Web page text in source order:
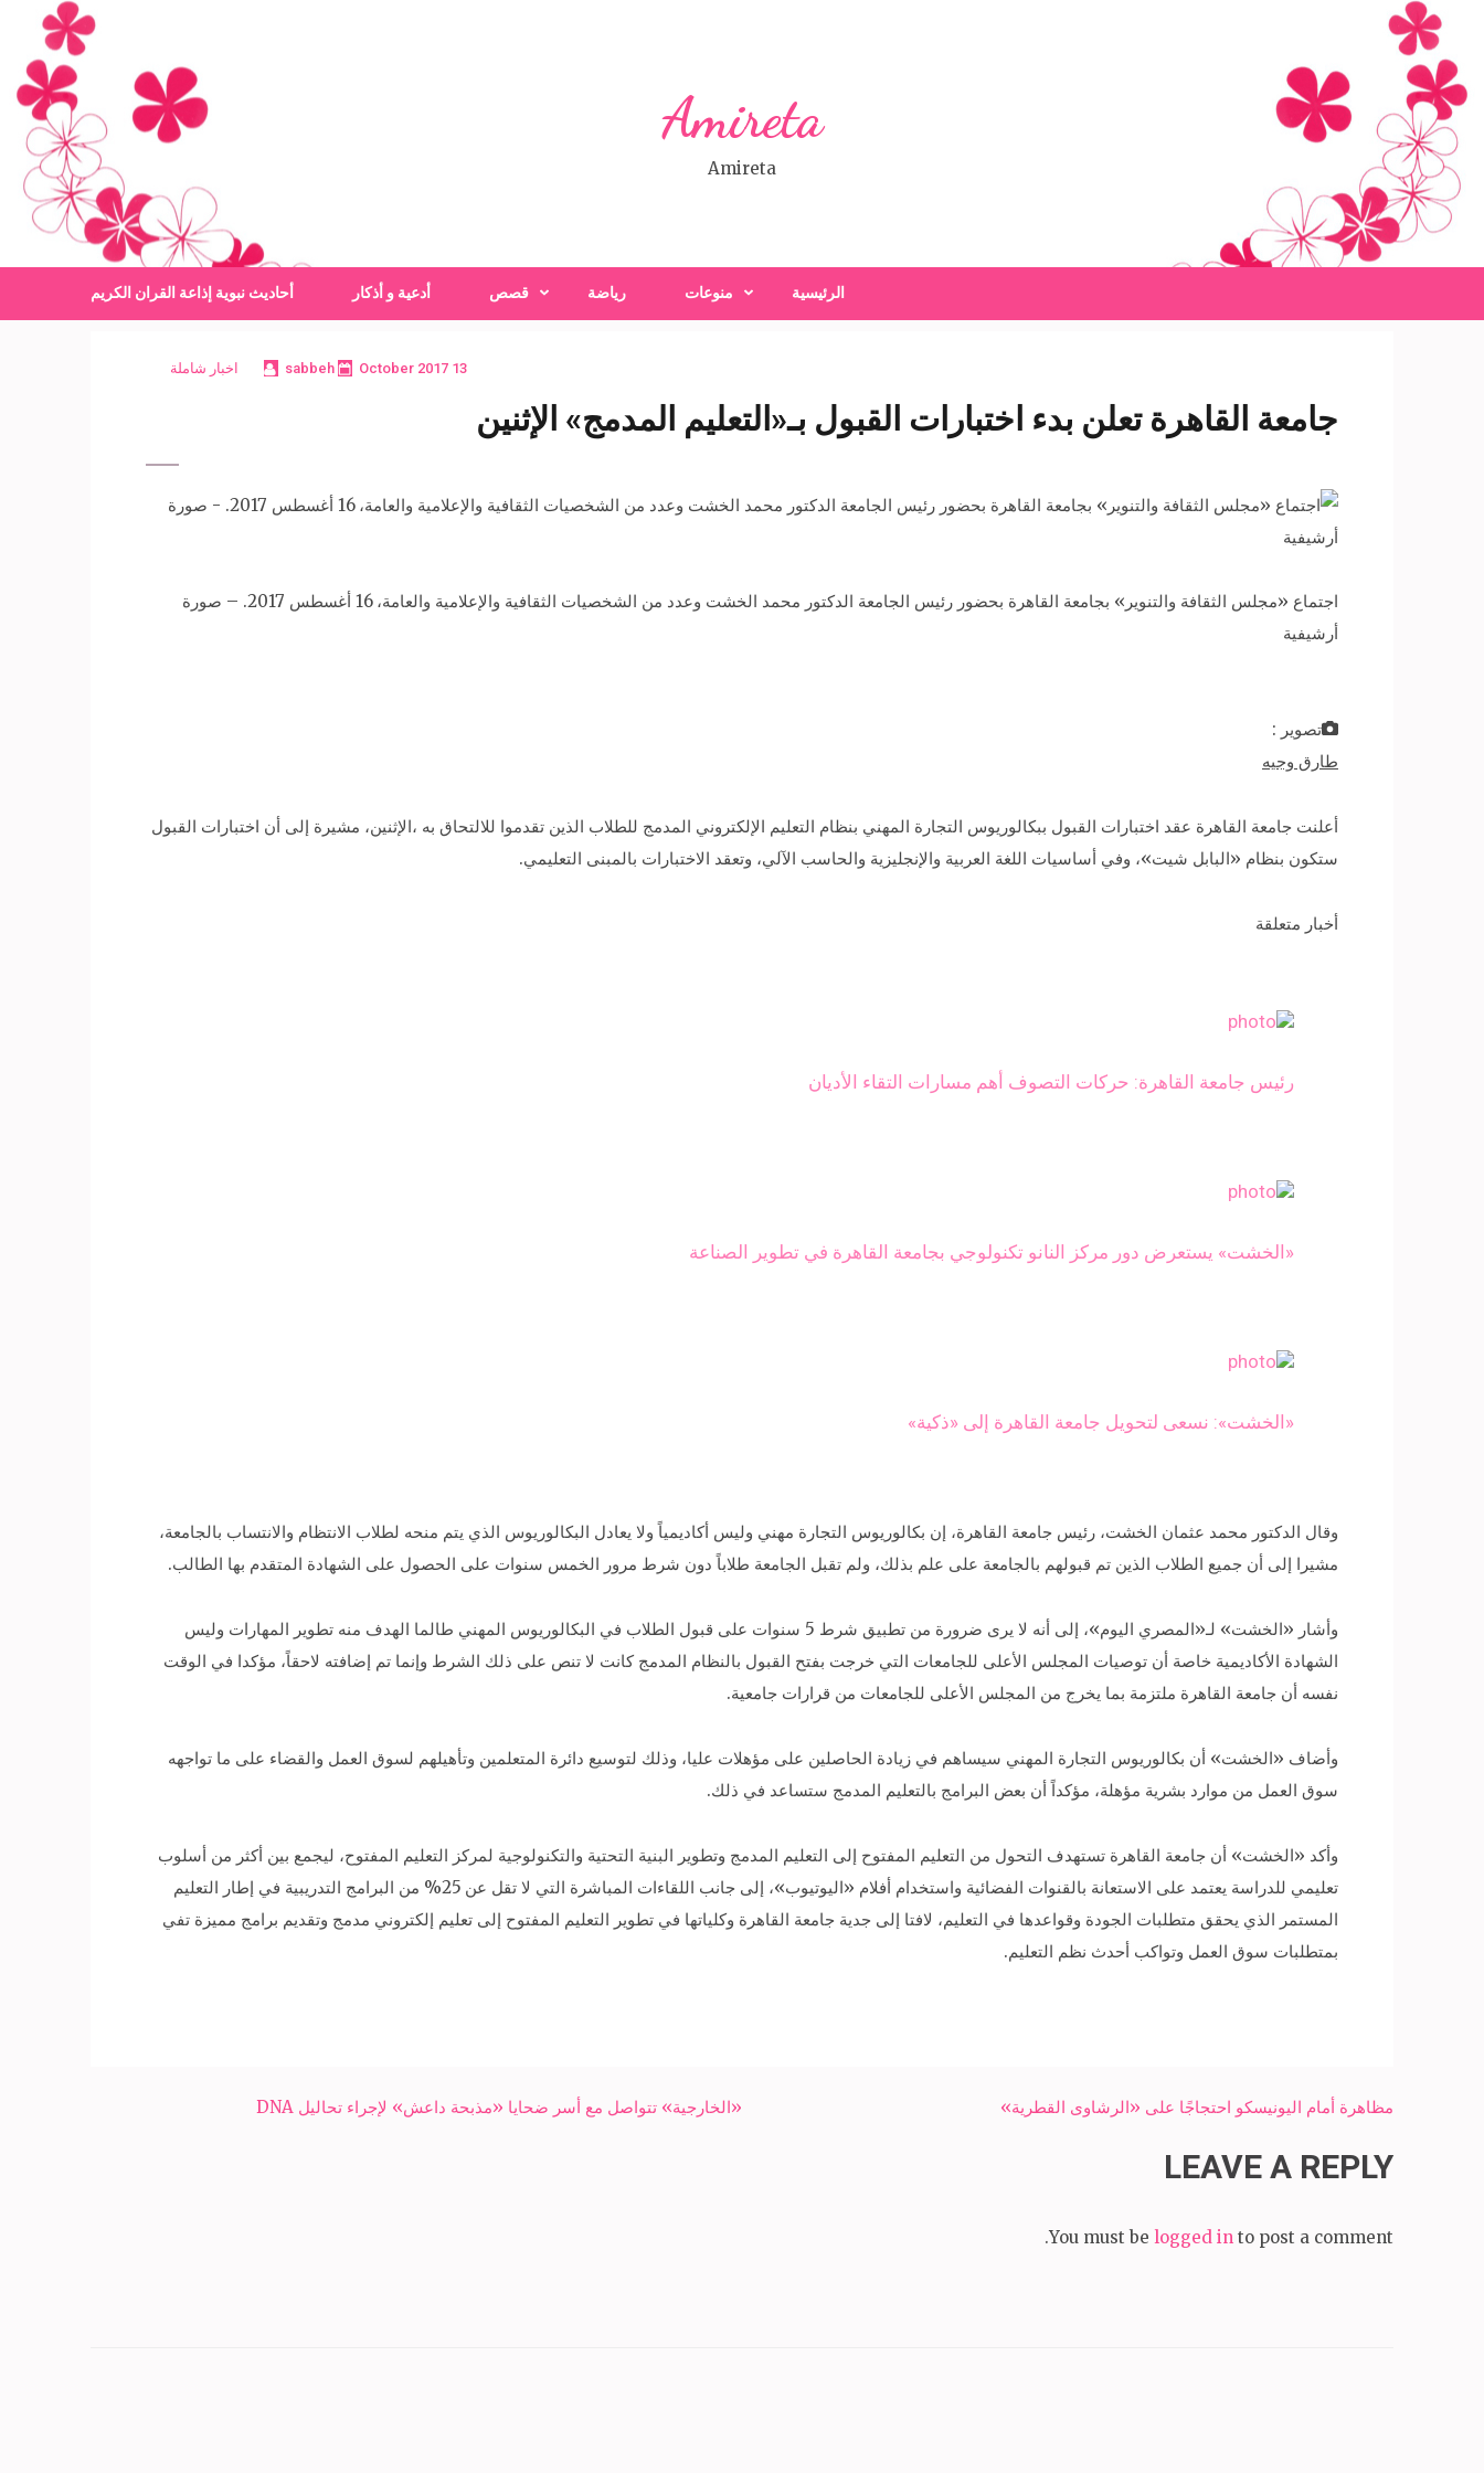
content
(Press
Enter)
Amireta
Amireta
الرئيسية منوعات رياضة قصص أدعية و أذكار أحاديث نبوية إذاعة القران الكريم
13 October 2017
sabbeh اخبار شاملة
جامعة القاهرة تعلن بدء اختبارات القبول بـ«التعليم المدمج» الإثنين
اجتماع «مجلس الثقافة والتنوير» بجامعة القاهرة بحضور رئيس الجامعة الدكتور محمد الخشت وعدد من الشخصيات الثقافية والإعلامية والعامة، 16 أغسطس 2017. – صورة
أرشيفية
تصوير :
طارق وجيه
أعلنت جامعة القاهرة عقد اختبارات القبول ببكالوريوس التجارة المهني بنظام التعليم الإلكتروني المدمج للطلاب الذين تقدموا للالتحاق به ،الإثنين، مشيرة إلى أن اختبارات القبول
ستكون بنظام «البابل شيت»، وفي أساسيات اللغة العربية والإنجليزية والحاسب الآلي، وتعقد الاختبارات بالمبنى التعليمي.
أخبار متعلقة
رئيس جامعة القاهرة: حركات التصوف أهم مسارات التقاء الأديان
«الخشت» يستعرض دور مركز النانو تكنولوجي بجامعة القاهرة في تطوير الصناعة
«الخشت»: نسعى لتحويل جامعة القاهرة إلى «ذكية»
وقال الدكتور محمد عثمان الخشت، رئيس جامعة القاهرة، إن بكالوريوس التجارة مهني وليس أكاديمياً ولا يعادل البكالوريوس الذي يتم منحه لطلاب الانتظام والانتساب بالجامعة،
مشيرا إلى أن جميع الطلاب الذين تم قبولهم بالجامعة على علم بذلك، ولم تقبل الجامعة طلاباً دون شرط مرور الخمس سنوات على الحصول على الشهادة المتقدم بها الطالب.
وأشار «الخشت» لـ«المصري اليوم»، إلى أنه لا يرى ضرورة من تطبيق شرط 5 سنوات على قبول الطلاب في البكالوريوس المهني طالما الهدف منه تطوير المهارات وليس
الشهادة الأكاديمية خاصة أن توصيات المجلس الأعلى للجامعات التي خرجت بفتح القبول بالنظام المدمج كانت لا تنص على ذلك الشرط وإنما تم إضافته لاحقاً، مؤكدا في الوقت
نفسه أن جامعة القاهرة ملتزمة بما يخرج من المجلس الأعلى للجامعات من قرارات جامعية.
وأضاف «الخشت» أن بكالوريوس التجارة المهني سيساهم في زيادة الحاصلين على مؤهلات عليا، وذلك لتوسيع دائرة المتعلمين وتأهيلهم لسوق العمل والقضاء على ما تواجهه
سوق العمل من موارد بشرية مؤهلة، مؤكداً أن بعض البرامج بالتعليم المدمج ستساعد في ذلك.
وأكد «الخشت» أن جامعة القاهرة تستهدف التحول من التعليم المفتوح إلى التعليم المدمج وتطوير البنية التحتية والتكنولوجية لمركز التعليم المفتوح، ليجمع بين أكثر من أسلوب
تعليمي للدراسة يعتمد على الاستعانة بالقنوات الفضائية واستخدام أفلام «اليوتيوب»، إلى جانب اللقاءات المباشرة التي لا تقل عن 25% من البرامج التدريبية في إطار التعليم
المستمر الذي يحقق متطلبات الجودة وقواعدها في التعليم، لافتا إلى جدية جامعة القاهرة وكلياتها في تطوير التعليم المفتوح إلى تعليم إلكتروني مدمج وتقديم ‏برامج مميزة تفي
بمتطلبات سوق العمل وتواكب أحدث نظم التعليم.
Post
«الخارجية» تتواصل مع أسر ضحايا «مذبحة داعش» لإجراء تحاليل DNA مظاهرة أمام اليونيسكو احتجاجًا على «الرشاوى القطرية»
LEAVE A REPLY
You must be logged in to post a comment.